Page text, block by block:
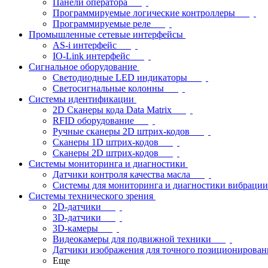
Панели оператора
Программируемые логические контроллеры
Программируемые реле
Промышленные сетевые интерфейсы
AS-i интерфейс
IO-Link интерфейс
Сигнальное оборудование
Светодиодные LED индикаторы
Светосигнальные колонны
Системы идентификации
2D Сканеры кода Data Matrix
RFID оборудование
Ручные сканеры 2D штрих-кодов
Сканеры 1D штрих-кодов
Сканеры 2D штрих-кодов
Системы мониторинга и диагностики
Датчики контроля качества масла
Системы для мониторинга и диагностики вибрации
Системы технического зрения
2D-датчики
3D-датчики
3D-камеры
Видеокамеры для подвижной техники
Датчики изображения для точного
Еще